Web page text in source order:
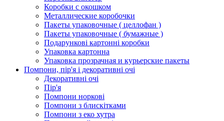
Коробки с окошком
Металлические коробочки
Пакеты упаковочные ( целлофан )
Пакеты упаковочные ( бумажные )
Подарункові картонні коробки
Упаковка картонна
Упаковка прозрачная и курьерские пакеты
Помпони, пір'я і декоративні очі
Декоративні очі
Пір'я
Помпони норкові
Помпони з блискітками
Помпони з еко хутра